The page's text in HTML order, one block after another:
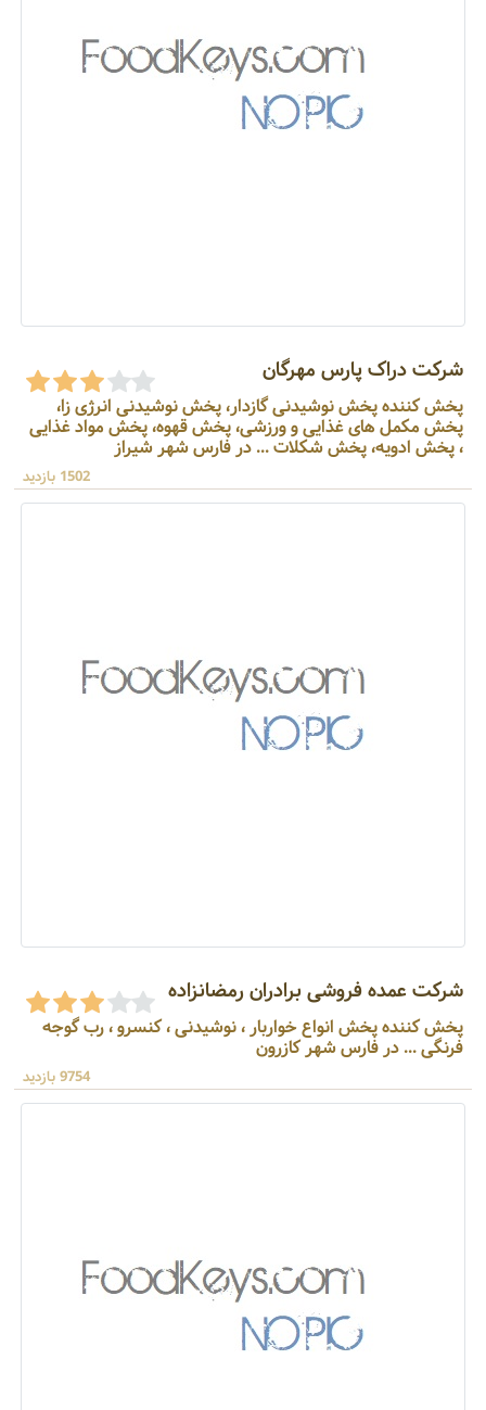
شرکت دراک پارس مهرگان
پخش کننده پخش نوشیدنی گازدار، پخش نوشیدنی انرژی زا،
پخش مکمل های غذایی و ورزشی، پخش قهوه، پخش مواد غذایی
، پخش ادویه، پخش شکلات ... در فارس شهر شیراز
1502 بازدید
شرکت عمده فروشی برادران رمضانزاده
پخش کننده پخش انواع خواربار ، نوشیدنی ، کنسرو ، رب گوجه
فرنگی ... در فارس شهر کازرون
9754 بازدید